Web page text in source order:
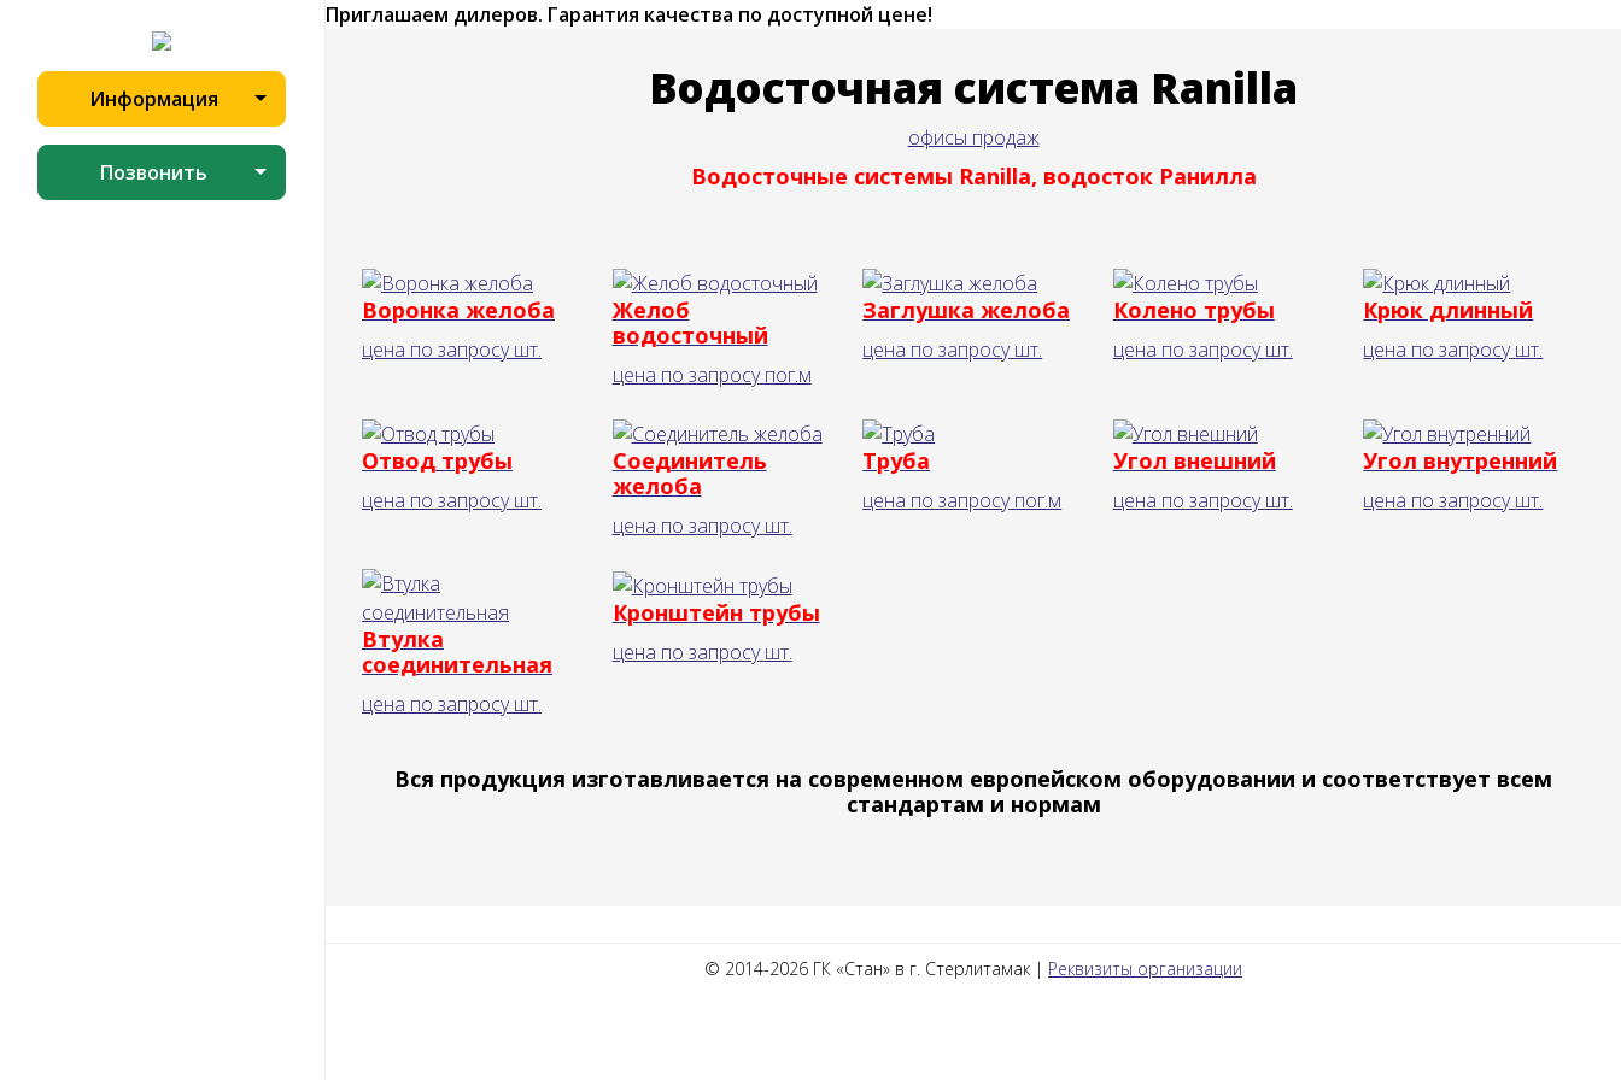
Приглашаем дилеров. Гарантия качества по доступной цене!
Информация
Позвонить
Водосточная система Ranilla
офисы продаж
Водосточные системы Ranilla, водосток Ранилла
Воронка желоба
цена по запросу шт.
Желоб
водосточный
цена по запросу пог.м
Заглушка желоба
цена по запросу шт.
Колено трубы
цена по запросу шт.
Крюк длинный
цена по запросу шт.
Отвод трубы
цена по запросу шт.
Соединитель
желоба
цена по запросу шт.
Труба
цена по запросу пог.м
Угол внешний
цена по запросу шт.
Угол внутренний
цена по запросу шт.
Втулка
соединительная
цена по запросу шт.
Кронштейн трубы
цена по запросу шт.
Вся продукция изготавливается на современном европейском оборудовании и соответствует всем
стандартам и нормам
© 2014-2026 ГК «Стан» в г. Стерлитамак | Реквизиты организации